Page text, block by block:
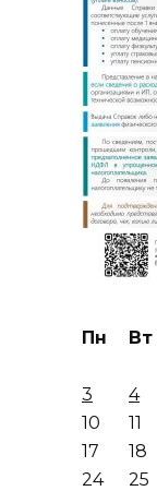
Пн Вт
3
4
10
11
17
18
24
25